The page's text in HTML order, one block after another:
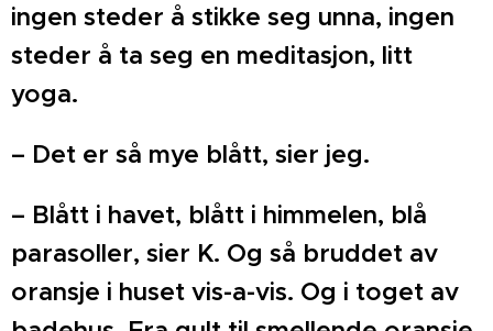
ingen steder å stikke seg unna, ingen
steder å ta seg en meditasjon, litt
yoga.
– Det er så mye blått, sier jeg.
– Blått i havet, blått i himmelen, blå
parasoller, sier K. Og så bruddet av
oransje i huset vis-a-vis. Og i toget av